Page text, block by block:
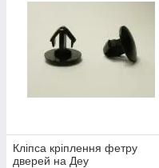
Кліпса кріплення фетру
дверей на Деу